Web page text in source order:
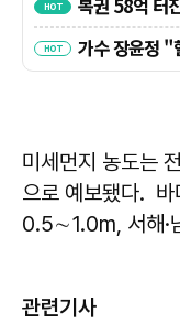
미세먼지 농도는
으로 예보됐다. 바
0.5∼1.0m, 서해·
관련기사